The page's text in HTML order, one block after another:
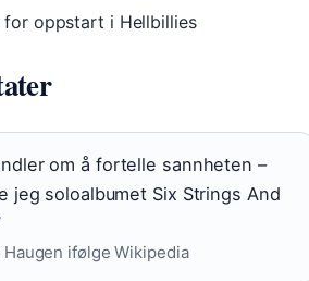
for oppstart i Hellbillies
om å fortelle sannheten –
jeg soloalbumet Six Strings And
Haugen ifølge Wikipedia